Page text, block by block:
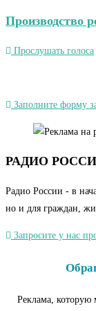
Производство
Прослушать голоса
Заполните форму
РАДИО
Радио России - в
но и для граждан,
Запросите у нас
Реклама, которую